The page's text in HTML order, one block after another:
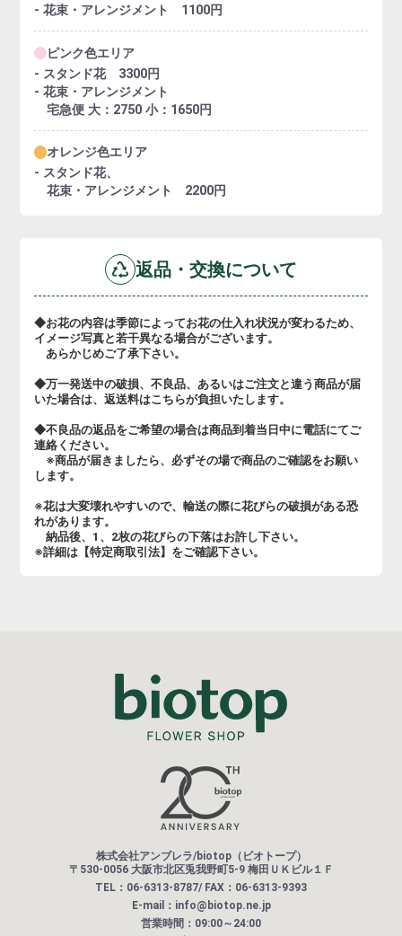
- 花束・アレンジメント 1100円
ピンク色エリア
- スタンド花 3300円
- 花束・アレンジメント
宅急便 大：2750 小：1650円
オレンジ色エリア
- スタンド花、
花束・アレンジメント 2200円
返品・交換について
◆お花の内容は季節によってお花の仕入れ状況が変わるため、
イメージ写真と若干異なる場合がございます。
あらかじめご了承下さい。
◆万一発送中の破損、不良品、あるいはご注文と違う商品が届
いた場合は、返送料はこちらが負担いたします。
◆不良品の返品をご希望の場合は商品到着当日中に電話にてご
連絡ください。
※商品が届きましたら、必ずその場で商品のご確認をお願い
します。
※花は大変壊れやすいので、輸送の際に花びらの破損がある恐
れがあります。
納品後、1、2枚の花びらの下落はお許し下さい。
※詳細は【特定商取引法】をご確認下さい。
株式会社アンブレラ/biotop（ビオトープ）
〒530-0056 大阪市北区兎我野町5-9 梅田ＵＫビル１Ｆ
TEL：06-6313-8787/ FAX：06-6313-9393
E-mail：info@biotop.ne.jp
営業時間：09:00～24:00